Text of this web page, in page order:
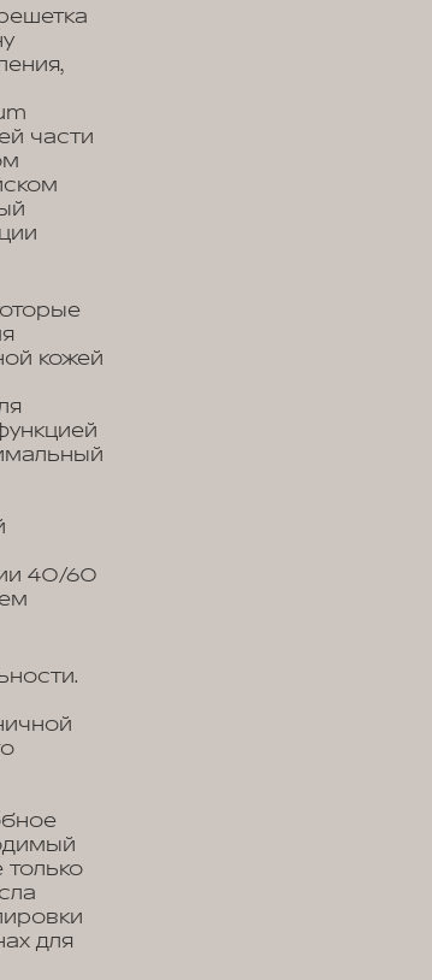
части
кожей
40/60
только
для